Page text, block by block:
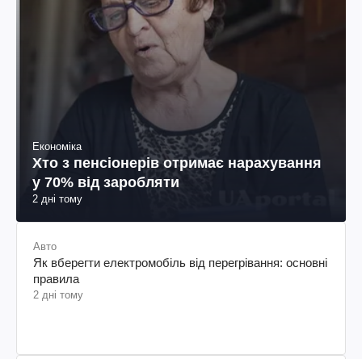
Економіка
Хто з пенсіонерів отримає нарахування
у 70% від заробляти
2 дні тому
Авто
Як вберегти електромобіль від перегрівання: основні
правила
2 дні тому